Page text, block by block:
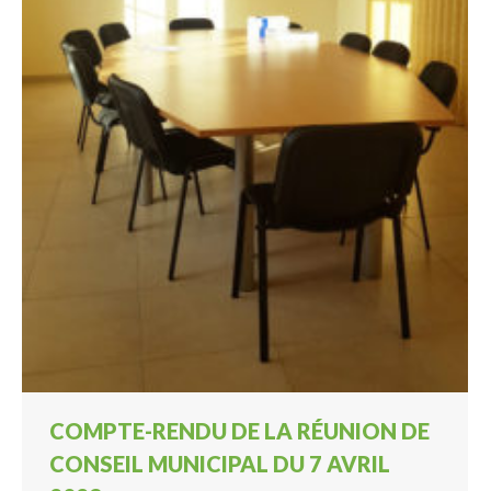
COMPTE-RENDU DE LA RÉUNION DE
CONSEIL MUNICIPAL DU 7 AVRIL